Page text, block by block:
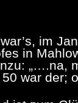
im
in
„….na,
war der;